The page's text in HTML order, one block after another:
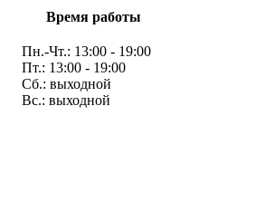
Время работы
Пн.-Чт.: 13:00 - 19:00
Пт.: 13:00 - 19:00
Сб.: выходной
Вс.: выходной